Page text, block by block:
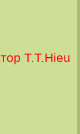
T.T.Hieu